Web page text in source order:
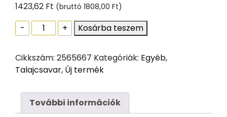
1423,62 Ft (bruttó 1808,00 Ft)
-
Talajcsavar
Kupak
69x30
mennyiség
+ Kosárba teszem
Cikkszám: 2565667 Kategóriák: Egyéb,
Talajcsavar, Új termék
További információk